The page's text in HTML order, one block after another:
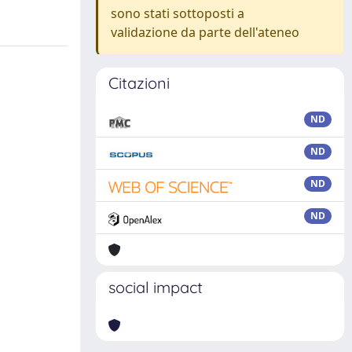
sono stati sottoposti a
validazione da parte dell'ateneo
Citazioni
ND
ND
ND
ND
social impact